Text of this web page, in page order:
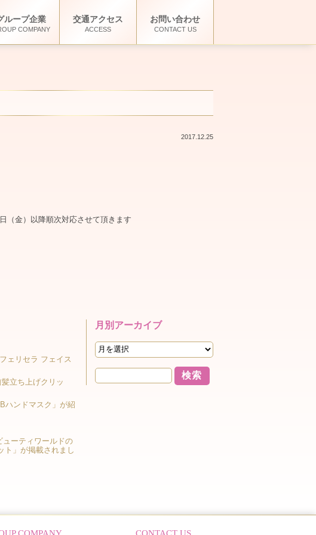
ループ企業
COMPANY
交通アクセス
ACCESS
お問い合わせ
CONTACT US
2017.12.25
（金）以降順次対応させて頂きます
ェリセラ フェイス
髪立ち上げクリッ
ハンドマスク」が紹
ューティワールドの
ト」が掲載されまし
月別アーカイブ
COMPANY CONTACT US